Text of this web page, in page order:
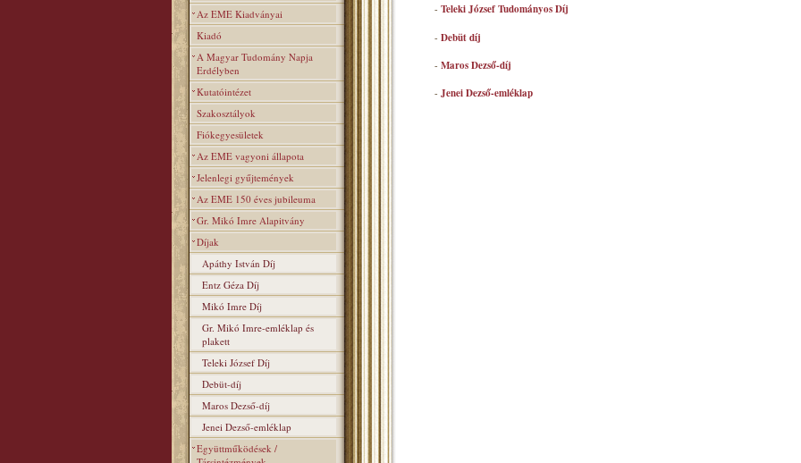
Az EME Kiadványai
Kiadó
A Magyar Tudomány Napja
Erdélyben
Kutatóintézet
Szakosztályok
Fiókegyesületek
Az EME vagyoni állapota
Jelenlegi gyűjtemények
Az EME 150 éves jubileuma
Gr. Mikó Imre Alapitvány
Díjak
Apáthy István Díj
Entz Géza Díj
Mikó Imre Díj
Gr. Mikó Imre-emléklap és
plakett
Teleki József Díj
Debüt-díj
Maros Dezső-díj
Jenei Dezső-emléklap
Együttműködések /
- Teleki József Tudományos Díj
- Debüt díj
- Maros Dezső-díj
- Jenei Dezső-emléklap